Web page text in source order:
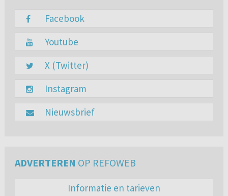
Facebook
Youtube
X (Twitter)
Instagram
Nieuwsbrief
ADVERTEREN OP REFOWEB
Informatie en tarieven